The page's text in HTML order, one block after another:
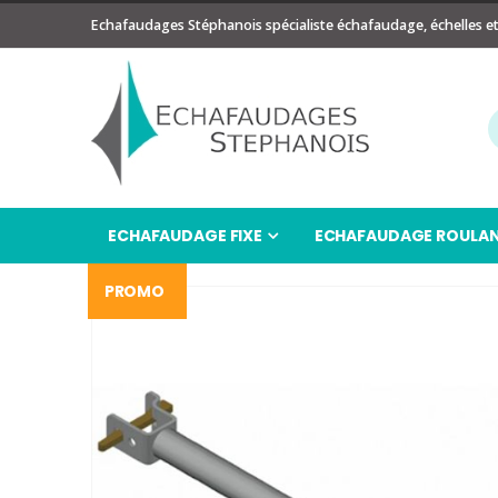
Echafaudages Stéphanois spécialiste échafaudage, échelles
ECHAFAUDAGE FIXE ECHAFAUDAGE
PROMO
Passer
à
galerie